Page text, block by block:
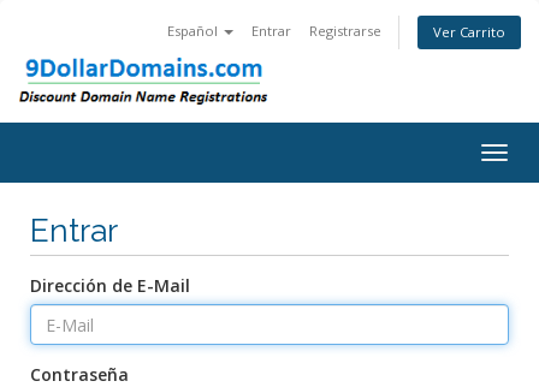
Español Entrar Registrarse Ver Carrito
Entrar
Dirección de E-Mail
Contraseña